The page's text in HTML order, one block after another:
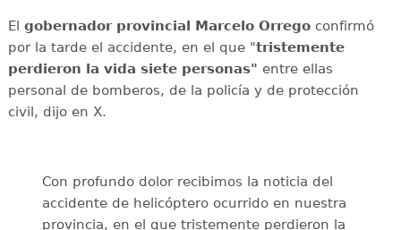
El gobernador provincial Marcelo Orregoconfirmó
por la tarde el accidente, en el que "tristemente
perdieron la vida siete personas" entre ellas
personal de bomberos, de la policía y de protección
civil, dijo en X.
Con profundo dolor recibimos la noticia del
accidente de helicóptero ocurrido en nuestra
provincia, en el que tristemente perdieron la